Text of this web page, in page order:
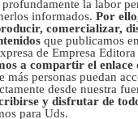
la labor
informados. Por
comercializar,
que publicamos
de Empresa
a compartir el enlace
más personas puedan
desde nuestra
y disfrutar de
para Uds.